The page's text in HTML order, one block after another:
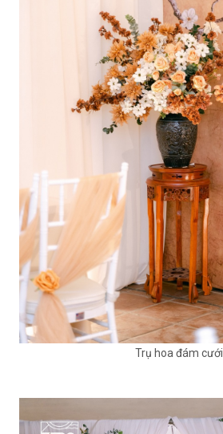
Trụ hoa đám cưới